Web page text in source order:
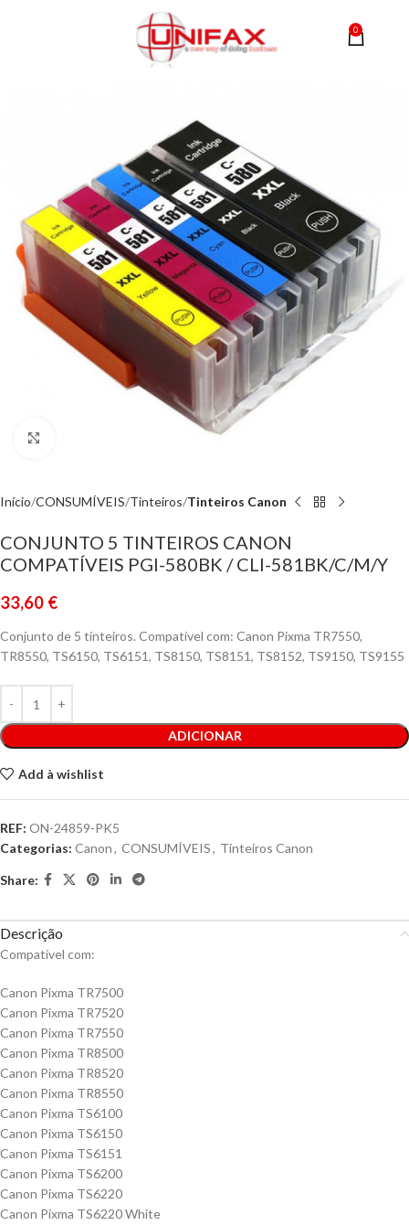
0
Início CONSUMÍVEIS Tinteiros Tinteiros Canon
CONJUNTO 5 TINTEIROS CANON
COMPATÍVEIS PGI-580BK / CLI-581BK/C/M/Y
33,60 €
Conjunto de 5 tinteiros. Compatível com: Canon Pixma TR7550,
TR8550, TS6150, TS6151, TS8150, TS8151, TS8152, TS9150, TS9155
ADICIONAR
Add à wishlist
REF: ON-24859-PK5
Categorias: Canon, CONSUMÍVEIS, Tinteiros Canon
Share:
Descrição
Compatível com:
Canon Pixma TR7500
Canon Pixma TR7520
Canon Pixma TR7550
Canon Pixma TR8500
Canon Pixma TR8520
Canon Pixma TR8550
Canon Pixma TS6100
Canon Pixma TS6150
Canon Pixma TS6151
Canon Pixma TS6200
Canon Pixma TS6220
Canon Pixma TS6220 White